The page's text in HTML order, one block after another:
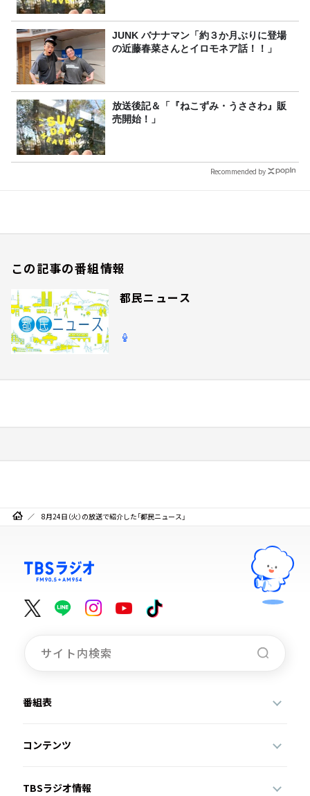
JUNK バナナマン「約３か月ぶりに登場
の近藤春菜さんとイロモネア話！！」
放送後記＆「『ねこずみ・うささわ』販
売開始！」
Recommended by
この記事の番組情報
都民ニュース
8月24日（火）の放送で紹介した「都民ニュース」
番組表
コンテンツ
TBSラジオ情報